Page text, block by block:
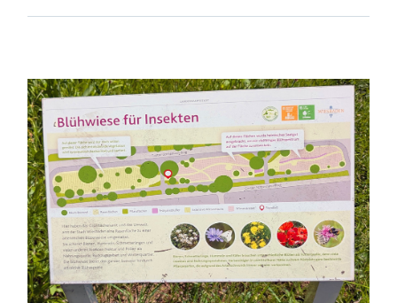
Themen und Termine
Gewinnspiele